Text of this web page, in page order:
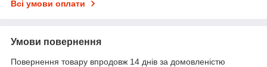
Всі умови оплати
Умови повернення
Повернення товару впродовж 14 днів за домовленістю